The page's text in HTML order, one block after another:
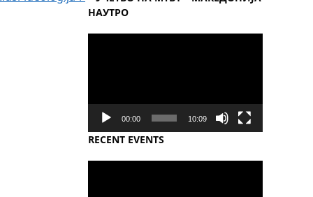
НАУТРО
00:00 10:09
RECENT EVENTS